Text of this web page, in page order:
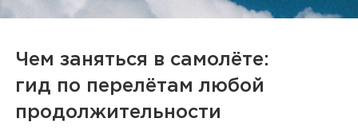
Чем заняться в самолёте:
гид по перелётам любой
продолжительности